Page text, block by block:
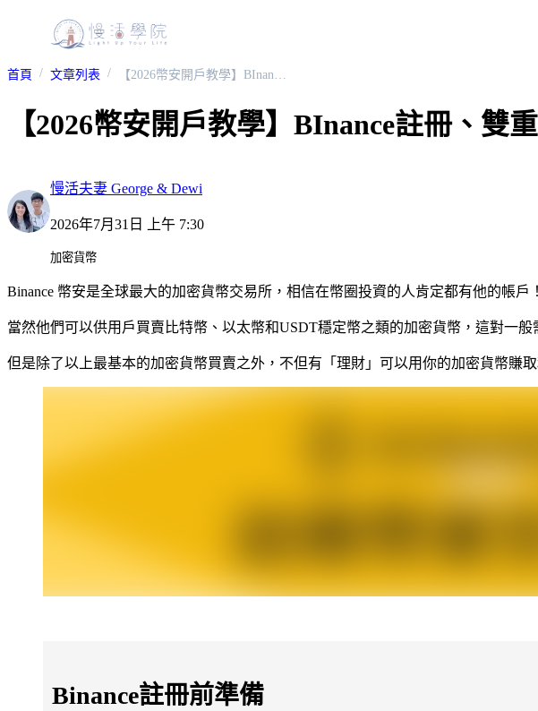
首頁 文章列表 【2026幣安開戶教學】BInance註冊、雙重驗證步驟圖解流程
【2026幣安開戶教學】BInance註冊、雙
慢活夫妻 George & Dewi
2026年7月31日 上午 7:30
加密貨幣
Binance 幣安是全球最大的加密貨幣交易所，相信在幣圈投資的人肯定都有他的帳戶！
當然他們可以供用戶買賣比特幣、以太幣和USDT穩定幣之類的加密貨幣，這對一般
但是除了以上最基本的加密貨幣買賣之外，不但有「理財」可以用你的加密貨幣賺
Binance註冊前準備